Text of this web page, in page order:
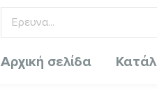
Αρχική σελίδα